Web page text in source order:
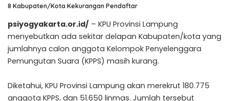
8 Kabupaten/Kota Kekurangan Pendaftar
psiyogyakarta.or.id/ – KPU Provinsi Lampung
menyebutkan ada sekitar delapan Kabupaten/kota yang
jumlahnya calon anggota Kelompok Penyelenggara
Pemungutan Suara (KPPS) masih kurang.
Diketahui, KPU Provinsi Lampung akan merekrut 180.775
anggota KPPS, dan 51.650 linmas. Jumlah tersebut